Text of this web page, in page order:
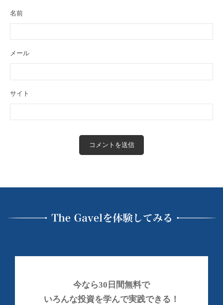
名前
メール
サイト
今なら30日間無料で
いろんな投資を学んで実践できる！